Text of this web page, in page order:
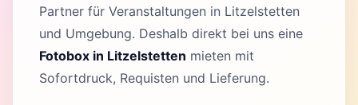
Partner für Veranstaltungen in Litzelstetten
und Umgebung. Deshalb direkt bei uns eine
Fotobox in Litzelstetten mieten mit
Sofortdruck, Requisten und Lieferung.